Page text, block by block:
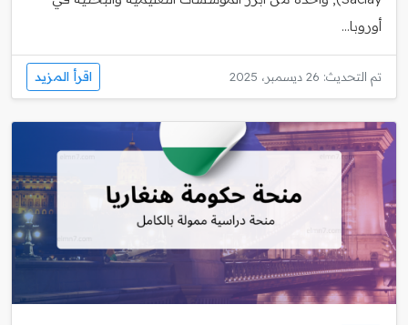
أوروبا...
تم التحديث: 26 ديسمبر، 2025 اقرأ المزيد